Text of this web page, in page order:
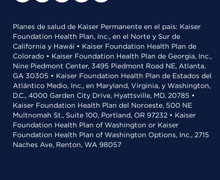
Planes de salud de Kaiser Permanente en el país: Kaiser
Foundation Health Plan, Inc., en el Norte y Sur de
California y Hawái • Kaiser Foundation Health Plan de
Colorado • Kaiser Foundation Health Plan de Georgia, Inc.,
Nine Piedmont Center, 3495 Piedmont Road NE, Atlanta,
GA 30305 • Kaiser Foundation Health Plan de Estados del
Atlántico Medio, Inc., en Maryland, Virginia, y Washington,
D.C., 4000 Garden City Drive, Hyattsville, MD, 20785 •
Kaiser Foundation Health Plan del Noroeste, 500 NE
Multnomah St., Suite 100, Portland, OR 97232 • Kaiser
Foundation Health Plan of Washington or Kaiser
Foundation Health Plan of Washington Options, Inc., 2715
Naches Ave, Renton, WA 98057